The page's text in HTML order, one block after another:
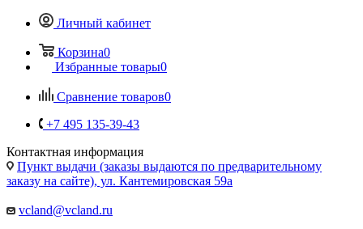
Личный кабинет
Корзина0
Избранные товары0
Сравнение товаров0
+7 495 135-39-43
Контактная информация
Пункт выдачи (заказы выдаются по предварительному
заказу на сайте), ул. Кантемировская 59а
vcland@vcland.ru